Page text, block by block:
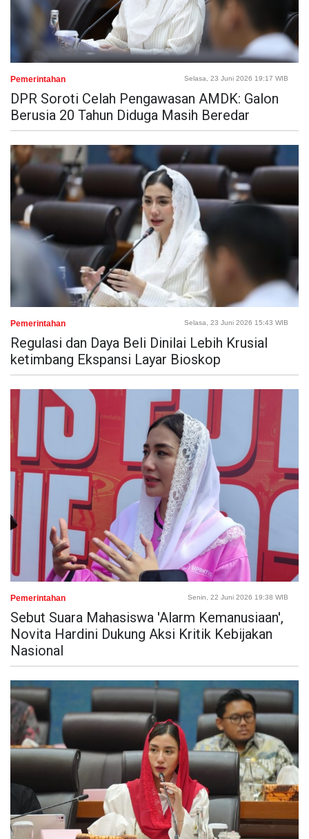
Pemerintahan Selasa, 23 Juni 2026 19:17 WIB
DPR Soroti Celah Pengawasan AMDK: Galon
Berusia 20 Tahun Diduga Masih Beredar
Pemerintahan Selasa, 23 Juni 2026 15:43 WIB
Regulasi dan Daya Beli Dinilai Lebih Krusial
ketimbang Ekspansi Layar Bioskop
Pemerintahan Senin, 22 Juni 2026 19:38 WIB
Sebut Suara Mahasiswa 'Alarm Kemanusiaan',
Novita Hardini Dukung Aksi Kritik Kebijakan
Nasional